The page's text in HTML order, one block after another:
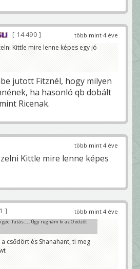
több mint 4 éve
14 490
Kittle mire lenne képes egy jó
jutott Fitznél, hogy milyen
ha hasonló qb dobált
Ricenak.
több mint 4 éve
Kittle mire lenne képes
több mint 4 éve
futás...... Úgy rugnám ki az O edzőt
csődört és Shanahant, ti meg